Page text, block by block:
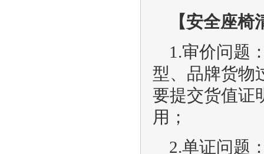
【安全座
1.审价问题
型、品牌货物
要提交货值证
用；
2.单证问题